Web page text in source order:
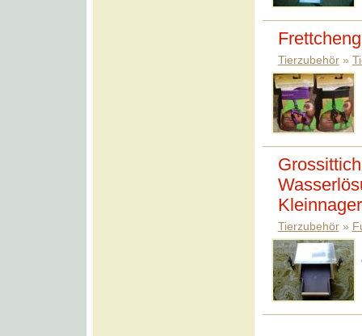
Tierzubehör»
Kleinnager
Tierzubehör»